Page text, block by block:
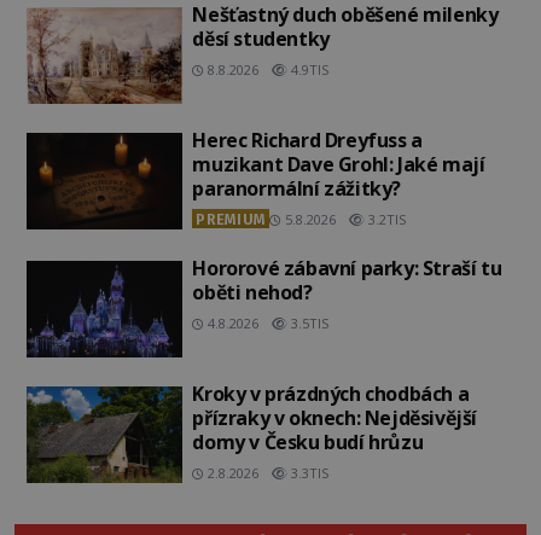
Nešťastný duch oběšené milenky
děsí studentky
8.8.2026 4.9TIS
Herec Richard Dreyfuss a
muzikant Dave Grohl: Jaké mají
paranormální zážitky?
PREMIUM 5.8.2026 3.2TIS
Hororové zábavní parky: Straší tu
oběti nehod?
4.8.2026 3.5TIS
Kroky v prázdných chodbách a
přízraky v oknech: Nejděsivější
domy v Česku budí hrůzu
2.8.2026 3.3TIS